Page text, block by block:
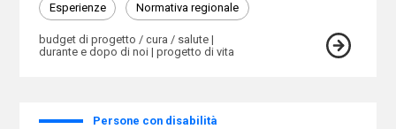
Esperienze Normativa regionale
budget di progetto / cura / salute
durante e dopo di noi
progetto di vita
Persone con disabilità